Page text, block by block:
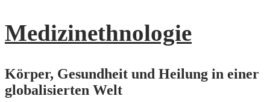
Medizinethnologie
Körper, Gesundheit und Heilung in einer
globalisierten Welt